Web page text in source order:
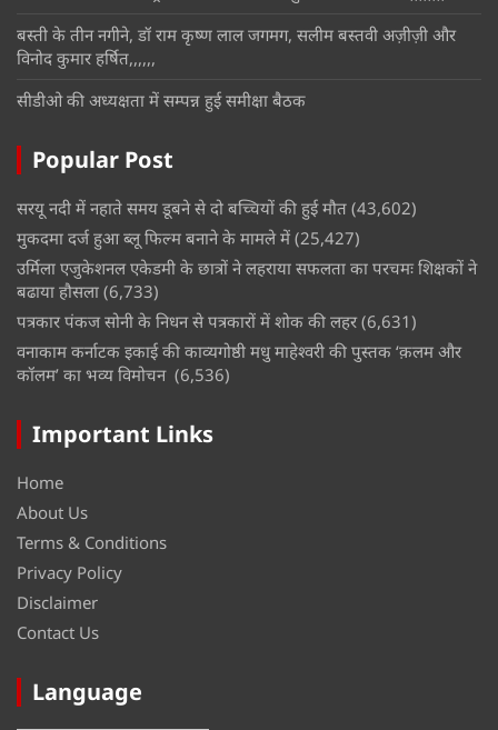
बस्ती के तीन नगीने, डॉ राम कृष्ण लाल जगमग, सलीम बस्तवी अज़ीज़ी और
विनोद कुमार हर्षित,,,,,,
सीडीओ की अध्यक्षता में सम्पन्न हुई समीक्षा बैठक
Popular Post
सरयू नदी में नहाते समय डूबने से दो बच्चियों की हुई मौत (43,602)
मुकदमा दर्ज हुआ ब्लू फिल्म बनाने के मामले में (25,427)
उर्मिला एजुकेशनल एकेडमी के छात्रों ने लहराया सफलता का परचमः शिक्षकों ने
बढाया हौसला (6,733)
पत्रकार पंकज सोनी के निधन से पत्रकारों में शोक की लहर (6,631)
वनाकाम कर्नाटक इकाई की काव्यगोष्ठी मधु माहेश्वरी की पुस्तक ‘क़लम और
कॉलम’ का भव्य विमोचन (6,536)
Important Links
Home
About Us
Terms & Conditions
Privacy Policy
Disclaimer
Contact Us
Language